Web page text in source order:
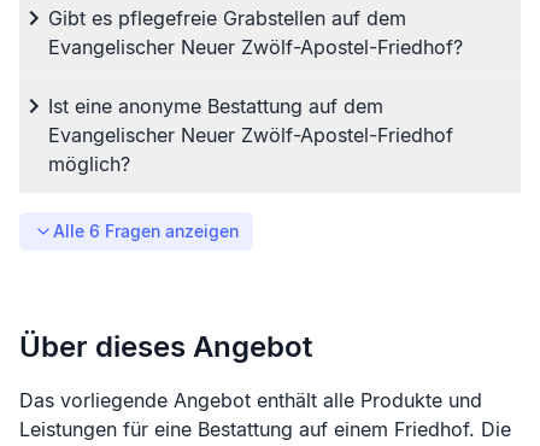
Gibt es pflegefreie Grabstellen auf dem
Evangelischer Neuer Zwölf-Apostel-Friedhof?
Ist eine anonyme Bestattung auf dem
Evangelischer Neuer Zwölf-Apostel-Friedhof
möglich?
Alle 6 Fragen anzeigen
Über dieses Angebot
Das vorliegende Angebot enthält alle Produkte und
Leistungen für eine Bestattung auf einem Friedhof. Die